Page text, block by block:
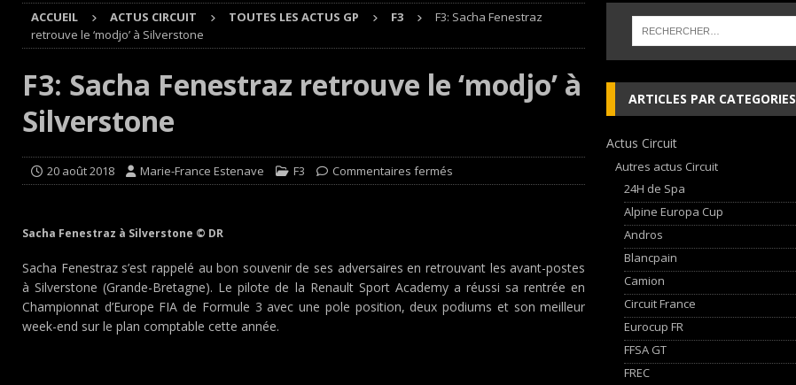
Cours
EDITO CIRCUIT
[ 4 août 2026 ] Autocross et SprinCar : Aydie conclut un week-end d’exception !
NEWS
[ 3 août 2026 ]
Buggyra Organization and WINBO-DONGJIAN Automotive Technology sign strategic partnership
ACCUEIL ACTUS CIRCUIT TOUTES LES ACTUS GP F3
F3: Sacha Fenestraz
retrouve le ‘modjo’ à Silverstone
F3: Sacha Fenestraz retrouve le ‘modjo’ à
Silverstone
20 août 2018 Marie-France Estenave F3 Commentaires fermés
Sacha Fenestraz à Silverstone © DR
Sacha Fenestraz s’est rappelé au bon souvenir de ses adversaires en retrouvant les avant-postes
à Silverstone (Grande-Bretagne). Le pilote de la Renault Sport Academy a réussi sa rentrée en
Championnat d’Europe FIA de Formule 3 avec une pole position, deux podiums et son meilleur
week-end sur le plan comptable cette année.
ARTICLES PAR CATEGORIES
Actus Circuit
Autres actus Circuit
24H de Spa
Alpine Europa Cup
Andros
Blancpain
Camion
Circuit France
Eurocup FR
FFSA GT
FREC